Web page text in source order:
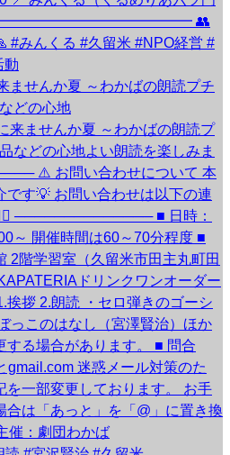
ませんか夏 ～わかばの朗読プチ
どの心地